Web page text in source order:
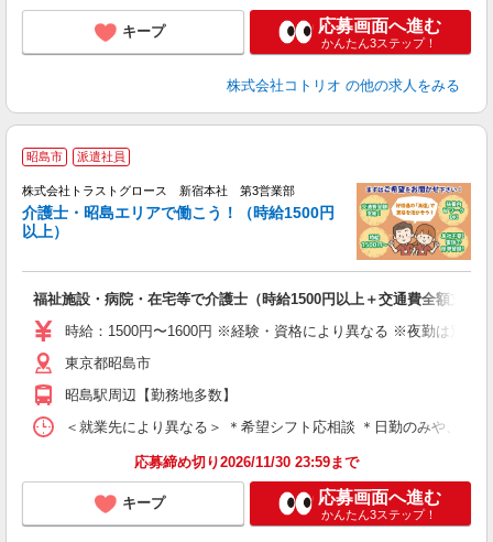
キープ 応募画面へ進む
かんたん3ステップ！
株式会社コトリオ の他の求人をみる
昭島市 派遣社員
株式会社トラストグロース 新宿本社 第3営業部
介護士・昭島エリアで働こう！（時給1500円
以上）
福祉施設・病院・在宅等で介護士（時給1500円以上＋交通費全額支給）
時給：1500円〜1600円 ※経験・資格により異なる ※夜勤は別途
東京都昭島市
昭島駅周辺【勤務地多数】
＜就業先により異なる＞ ＊希望シフト応相談 ＊日勤のみや、夜勤
応募締め切り2026/11/30 23:59まで
キープ 応募画面へ進む
かんたん3ステップ！